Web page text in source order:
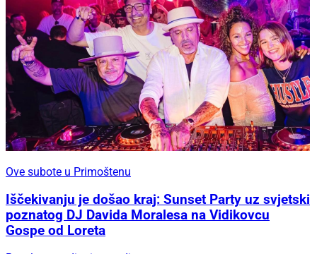
Ove subote u Primoštenu
Iščekivanju je došao kraj: Sunset Party uz svjetski
poznatog DJ Davida Moralesa na Vidikovcu
Gospe od Loreta